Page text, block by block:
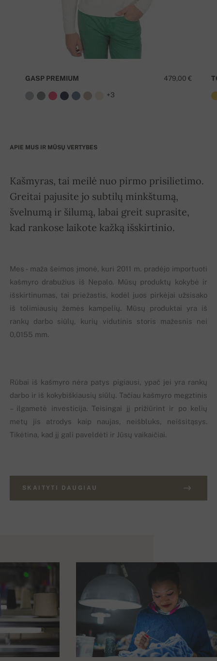
479,00 €
GASP PREMIUM
+3
APIE MUS IR MŪSŲ VERTYBES
Kašmyras, tai meilė nuo pirmo prisilietimo.
Greitai pajusite jo subtilų minkštumą,
švelnumą ir šilumą, labai greit suprasite,
kad rankose laikote kažką išskirtinio.
Mes - maža šeimos įmonė, kuri 2011 m. pradėjo importuoti
kašmyro drabužius iš Nepalo. Mūsų produktų kokybė ir
išskirtinumas, tai priežastis, kodėl juos pirkėjai užsisako
iš tolimiausių žemės kampelių. Mūsų produktai yra iš
rankų darbo siūlų, kurių vidutinis storis mažesnis nei
0,0155 mm.
Rūbai iš kašmyro nėra patys pigiausi, ypač jei yra rankų
darbo ir iš kokybiškiausių siūlų. Tačiau kašmyro megztinis
– ilgametė investicija. Teisingai jį prižiūrint ir po kelių
metų jis atrodys kaip naujas, neišbluks, neišsitąsys.
Tikėtina, kad jį gali paveldėti ir Jūsų vaikaičiai.
SKAITYTI DAUGIAU